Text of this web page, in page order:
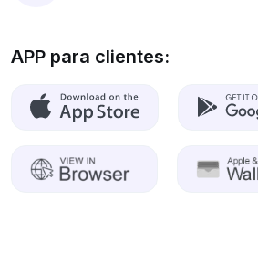
APP para clientes: